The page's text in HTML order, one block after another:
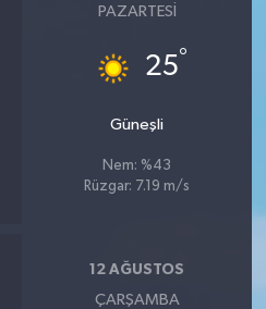
PAZARTESI
25°
Güneşli
Nem: %43
Rüzgar: 7.19 m/s
12 AĞUSTOS
ÇARŞAMBA